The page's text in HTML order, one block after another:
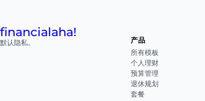
financialaha!
默认隐私。
产品
所有模板
个人理财
预算管理
退休规划
套餐